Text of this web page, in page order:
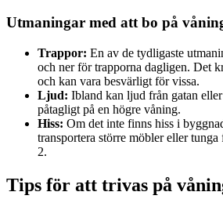
Utmaningar med att bo på
Trappor: En av de tydligaste
och ner för trapporna dagligen. Det
och kan vara besvärligt för vissa.
Ljud: Ibland kan ljud från gatan
påtagligt på en högre våning.
Hiss: Om det inte finns hiss i
transportera större möbler eller
2.
Tips för att trivas på